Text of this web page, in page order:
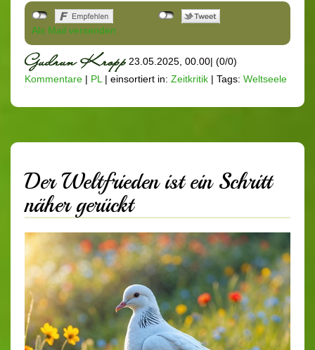
Als Mail versenden
23.05.2025, 00.00| (0/0)
Kommentare | PL | einsortiert in: Zeitkritik | Tags: Weltseele
Der Weltfrieden ist ein Schritt
näher gerückt